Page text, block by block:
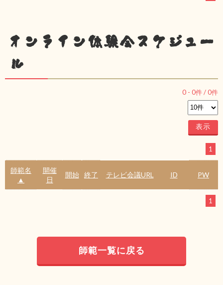
オンライン体験会スケジュー
ル
0 - 0件 /0件
1
師範名
▲
開催
日
開始 終了 テレビ会議URL ID PW
1
師範一覧に戻る